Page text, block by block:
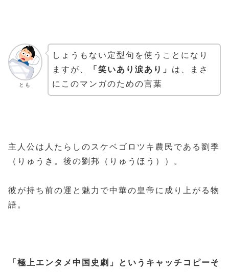
とも
しょうもない定型句を使うことになり
ますが、
「笑いあり涙あり」 は、まさ
にこのマンガのための言葉
主人公は人たらしのスケベゴロツキ農民である劉季
（りゅうき。後の劉邦（りゅうほう））。
彼が持ち前の運と魅力で中華の皇帝に成り上がる物
語。
「極上エンタメ中国史劇」というキャッチコピーそ